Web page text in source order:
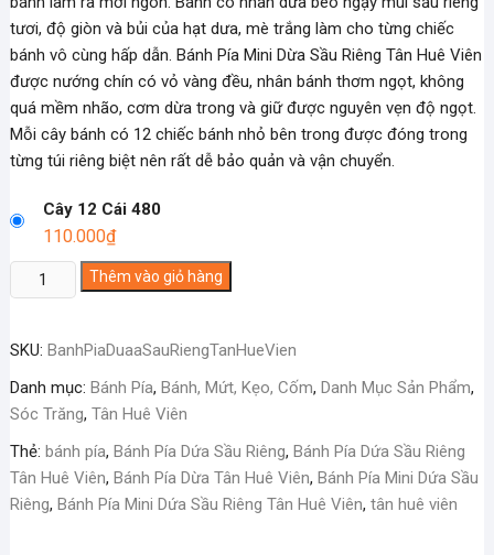
tươi, độ giòn và bủi của hạt dưa, mè trắng làm cho từng chiếc
bánh vô cùng hấp dẫn. Bánh Pía Mini Dừa Sầu Riêng Tân Huê Viên
được nướng chín có vỏ vàng đều, nhân bánh thơm ngọt, không
quá mềm nhão, cơm dừa trong và giữ được nguyên vẹn độ ngọt.
Mỗi cây bánh có 12 chiếc bánh nhỏ bên trong được đóng trong
từng túi riêng biệt nên rất dễ bảo quản và vận chuyển.
Cây 12 Cái 480
110.000₫
Bánh
Pía
Dừa
Sầu
Riêng
Huê
Viên
số
Thêm vào giỏ hàng
SKU: BanhPiaDuaaSauRiengTanHueVien
Danh mục: Bánh Pía, Bánh, Mứt, Kẹo, Cốm, Danh Mục Sản Phẩm,
Sóc Trăng, Tân Huê Viên
Thẻ: bánh pía, Bánh Pía Dứa Sầu Riêng, Bánh Pía Dứa Sầu Riêng
Tân Huê Viên, Bánh Pía Dừa Tân Huê Viên, Bánh Pía Mini Dứa Sầu
Riêng, Bánh Pía Mini Dứa Sầu Riêng Tân Huê Viên, tân huê viên